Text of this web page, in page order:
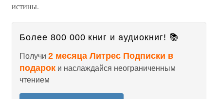
истины.
Более 800 000 книг и аудиокниг! 📚
Получи 2 месяца Литрес Подписки в
подарок и наслаждайся неограниченным
чтением